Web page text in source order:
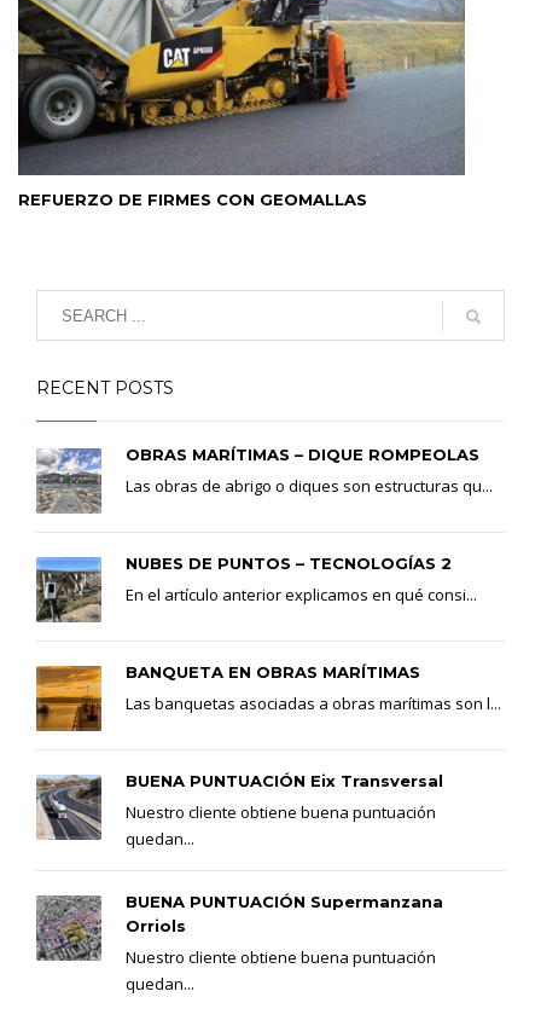
REFUERZO DE FIRMES CON GEOMALLAS
RECENT POSTS
OBRAS MARÍTIMAS – DIQUE ROMPEOLAS
Las obras de abrigo o diques son estructuras qu...
NUBES DE PUNTOS – TECNOLOGÍAS 2
En el artículo anterior explicamos en qué consi...
BANQUETA EN OBRAS MARÍTIMAS
Las banquetas asociadas a obras marítimas son l...
BUENA PUNTUACIÓN Eix Transversal
Nuestro cliente obtiene buena puntuación
quedan...
BUENA PUNTUACIÓN Supermanzana
Orriols
Nuestro cliente obtiene buena puntuación
quedan...